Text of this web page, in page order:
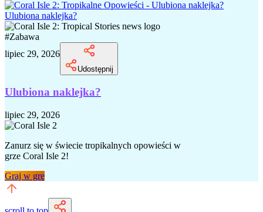
Ulubiona naklejka?
#Zabawa
lipiec 29, 2026
Udostępnij
Ulubiona naklejka?
lipiec 29, 2026
Zanurz się w świecie tropikalnych opowieści w
grze Coral Isle 2!
Graj w grę